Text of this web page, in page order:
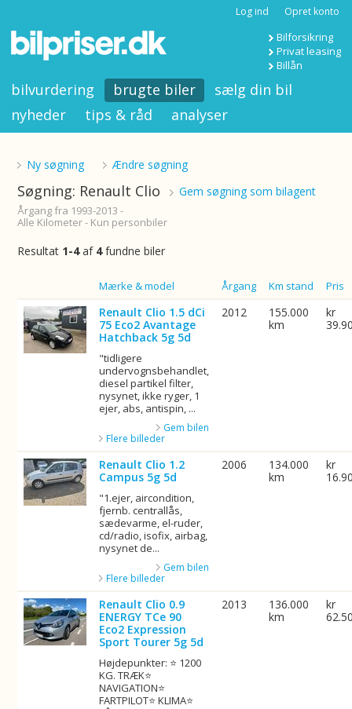
Log ind Opret konto
Bilforsikring
Privat leasing
Billån
bilvurdering brugte biler
sælg din bil
nyheder
tips & råd analyser
Ny søgning Ændre søgning
Søgning: Renault Clio Gem søgning som bilagent
Årgang fra 1993-2013 -
Alle Kilometer - Kun personbiler
Resultat 1-4af 4fundne biler
Mærke & model Årgang Km stand Pris
Renault Clio 1.5 dCi
75 Eco2 Avantage
Hatchback 5g 5d
"tidligere
undervognsbehandlet,
diesel partikel filter,
nysynet, ikke ryger, 1
ejer, abs, antispin, ...
Gem bilen
Flere billeder
2012
155.000
km
kr
Renault Clio 1.2
Campus 5g 5d
"1.ejer, aircondition,
fjernb. centrallås,
sædevarme, el-ruder,
cd/radio, isofix, airbag,
nysynet de...
Gem bilen
Flere billeder
2006
134.000
km
kr
Renault Clio 0.9
ENERGY TCe 90
Eco2 Expression
Sport Tourer 5g 5d
Højdepunkter: ⭐ 1200
KG. TRÆK⭐
NAVIGATION⭐
FARTPILOT⭐ KLIMA⭐
2013
136.000
km
kr